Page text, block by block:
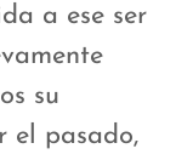
a ese ser
su
el pasado,